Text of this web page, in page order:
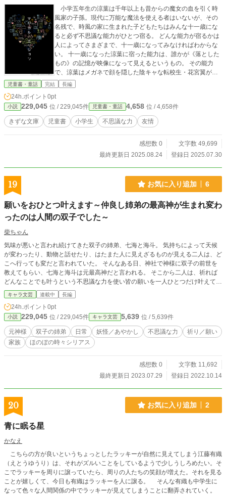
小学五年生の涼葉は千年以上も昔からの魔女の血を引く時
風家の子孫。現代に万能な魔法を使える者はいないが、その
名残で、時風の家に生まれた子どもたちはみんな十一歳にな
ると必ず不思議な能力がひとつ宿る。 どんな能力が宿るかは
人によってさまざまで、十一歳になってみなければわからな
い。 十一歳になった涼葉に宿った能力は、誰かが《落とした
もの》の記憶が映像になって見えるというもの。 その能力
で、涼葉はメガネで顔を隠した陰キャな転校生・花宮翼が不
審な行動をするのを見てしまう。怪しく思った涼葉は、動物
きるいとこの美空、ウソを見抜くことができるいとこの天と
ともに花宮を探ることになる。
児童書・童話 完結 長編
24h.ポイント 0pt
小説 229,045 位 / 229,045件 児童書・童話 4,658 位 / 4,658件
きずな文庫 児童書 小学生 不思議な力 友情
感想数 0
文字数 49,699
最終更新日 2025.08.24
登録日 2025.07.30
19 お気に入り追加 6
願いをおひとつ叶えます～仲良し姉弟の最高神が生まれ変わ
ったのは人間の双子でした～
柴ちゃん
気味が悪いと言われ続けてきた双子の姉弟、七海と海斗。 気持ちによって天候
が変わったり、動物と話せたり、はたまた人に見えざるものが見える二人は、ど
こへ行っても変だと言われていた。 そんなある日、神社で神様に双子の前世を
教えてもらい、七海と海斗は元最高神だと言われる。 そこから二人は、祈れば
どんなことでも叶うという不思議な力を使い皆の願いを一人ひとつだけ叶えてい
くことにする。 不定期更新になります。 コメントを下さると更新する気になる
ので更新回数が増えます。
キャラ文芸 連載中 長編
24h.ポイント 0pt
小説 229,045 位 / 229,045件 キャラ文芸 5,639 位 / 5,639件
元神様 双子の姉弟 日常 妖怪／あやかし 不思議な力
祈り／願い
家族
ほのぼの時々シリアス
感想数 0
文字数 11,692
最終更新日 2023.07.29
登録日 2022.10.14
20 お気に入り追加 2
青に眠る星
かなえ
こちらの方が良いというちょっとしたラッキーが自然に見えてしまう江藤有織
（えとうゆうり）は、それがズルいことをしているようで少しうしろめたい。そ
こでラッキーを周りに譲っていたら、周りの人たちの笑顔が増えた。それを見る
ことが嬉しくて、今日も有織はラッキーを人に譲る。 そんな有織も中学生に
なって色々な人間関係の中でラッキーが見えてしまうことに翻弄されていく。